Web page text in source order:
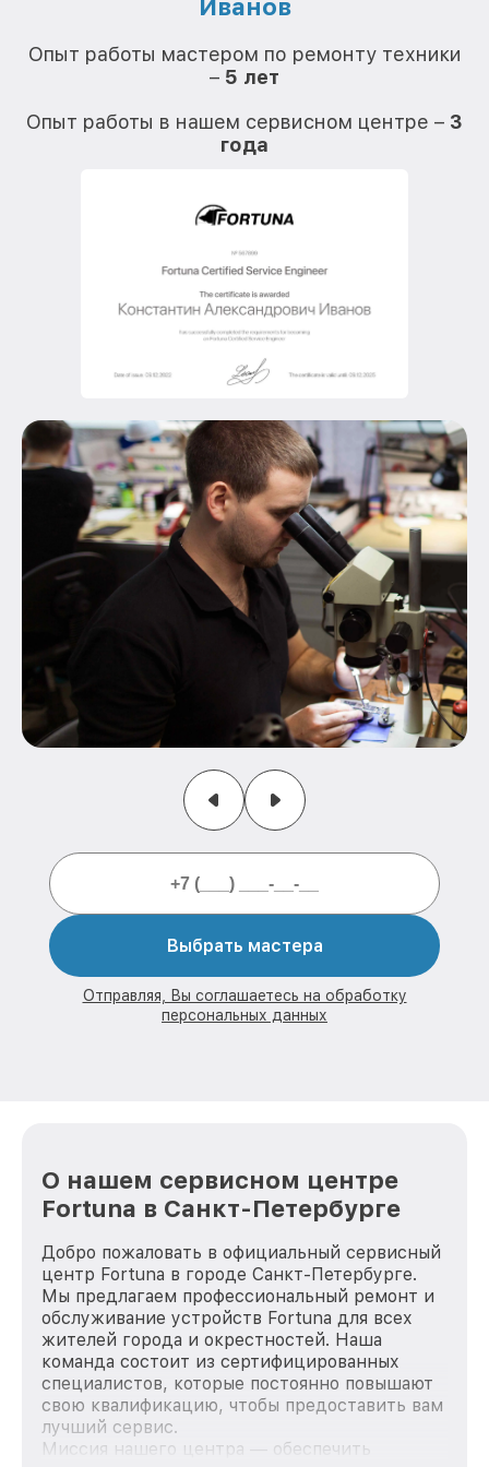
Иванов
Опыт работы мастером по ремонту техники
– 5 лет
Опыт работы в нашем сервисном центре – 3
года
Выбрать мастера
Отправляя, Вы соглашаетесь на обработку
персональных данных
О нашем сервисном центре
Fortuna в Санкт-Петербурге
Добро пожаловать в официальный сервисный
центр Fortuna в городе Санкт-Петербурге.
Мы предлагаем профессиональный ремонт и
обслуживание устройств Fortuna для всех
жителей города и окрестностей. Наша
команда состоит из сертифицированных
специалистов, которые постоянно повышают
свою квалификацию, чтобы предоставить вам
лучший сервис.
Миссия нашего центра — обеспечить